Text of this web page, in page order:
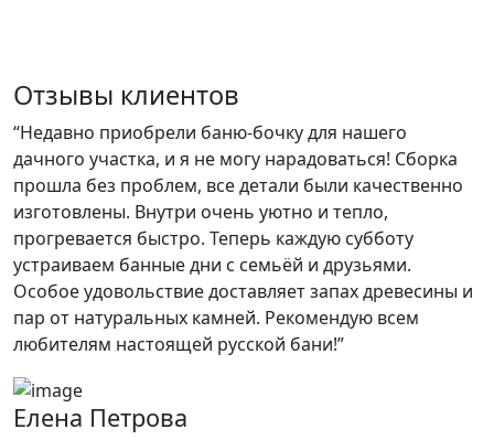
Отзывы клиентов
“Недавно приобрели баню-бочку для нашего
дачного участка, и я не могу нарадоваться! Сборка
прошла без проблем, все детали были качественно
изготовлены. Внутри очень уютно и тепло,
прогревается быстро. Теперь каждую субботу
устраиваем банные дни с семьёй и друзьями.
Особое удовольствие доставляет запах древесины и
пар от натуральных камней. Рекомендую всем
любителям настоящей русской бани!”
Елена Петрова